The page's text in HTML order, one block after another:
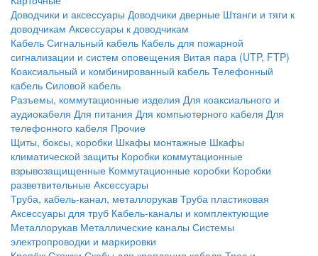
Доводчики и аксессуары Доводчики дверные Штанги и тяги к
доводчикам Аксессуары к доводчикам
Кабель Сигнальный кабель Кабель для пожарной
сигнализации и систем оповещения Витая пара (UTP, FTP)
Коаксиальный и комбинированный кабель Телефонный
кабель Силовой кабель
Разъемы, коммутационные изделия Для коаксиального и
аудиокабеля Для питания Для компьютерного кабеля Для
телефонного кабеля Прочие
Щиты, боксы, коробки Шкафы монтажные Шкафы
климатической защиты Коробки коммутационные
взрывозащищенные Коммутационные коробки Коробки
разветвительные Аксессуары
Труба, кабель-канал, металлорукав Труба пластиковая
Аксессуары для труб Кабель-каналы и комплектующие
Металлорукав Металлические каналы Системы
электропроводки и маркировки